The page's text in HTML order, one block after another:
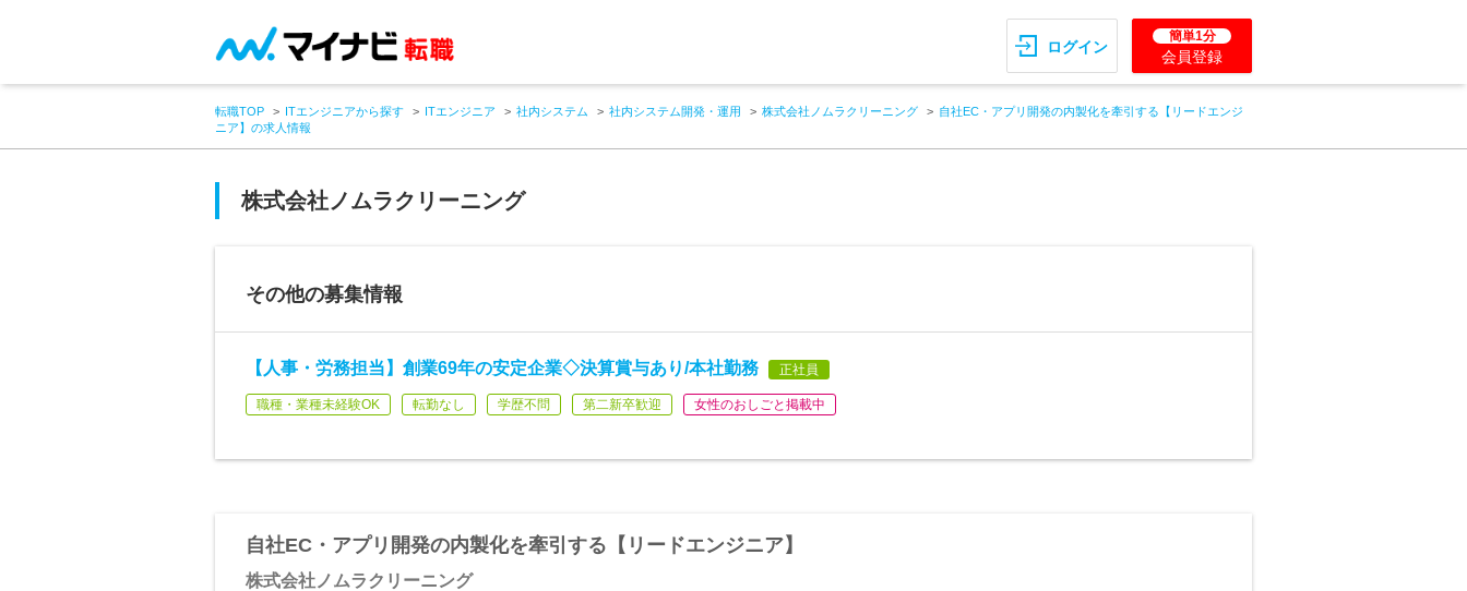
ログイン
簡単1分
会員登録
転職TOP ITエンジニアから探す ITエンジニア 社内システム 社内システム開発・運用 株式会社ノムラクリーニング
自社EC・アプリ開発の内製化を牽引する【リードエンジ
ニア】の求人情報
株式会社ノムラクリーニング
その他の募集情報
【人事・労務担当】創業69年の安定企業◇決算賞与あり/本社勤務 正社員
職種・業種未経験OK 転勤なし 学歴不問 第二新卒歓迎 女性のおしごと掲載中
自社EC・アプリ開発の内製化を牽引する【リードエンジニア】
株式会社ノムラクリーニング